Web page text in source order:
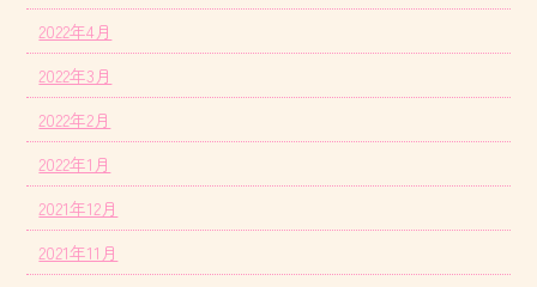
2022年4月
2022年3月
2022年2月
2022年1月
2021年12月
2021年11月